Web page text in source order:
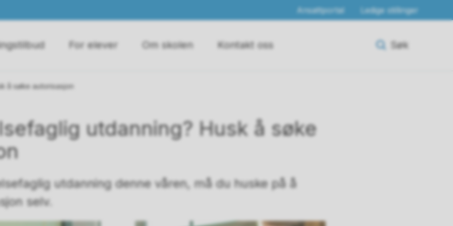
Ansattportal Ledige stillinger
For elever Om skolen Kontakt oss Søk
å søke autorisasjon
utdanning? Husk å søke
utdanning denne våren, må du huske på å
selv.